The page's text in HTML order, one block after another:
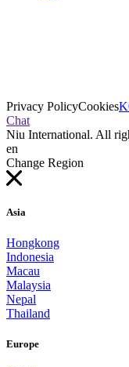
Privacy PolicyCookies
Chat
Niu International. All
en
Change Region
Asia
Hongkong
Indonesia
Macau
Malaysia
Nepal
Thailand
Europe